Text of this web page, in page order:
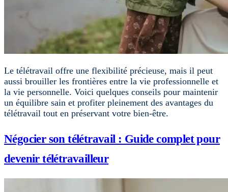
Le télétravail offre une flexibilité précieuse, mais il peut
aussi brouiller les frontières entre la vie professionnelle et
la vie personnelle. Voici quelques conseils pour maintenir
un équilibre sain et profiter pleinement des avantages du
télétravail tout en préservant votre bien-être.
Négocier son télétravail : Guide complet pour
devenir télétravailleur